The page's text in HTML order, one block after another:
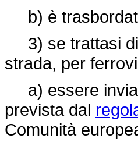
b) è
3) se trattasi di
strada, per
a) essere
prevista dal
Comunità